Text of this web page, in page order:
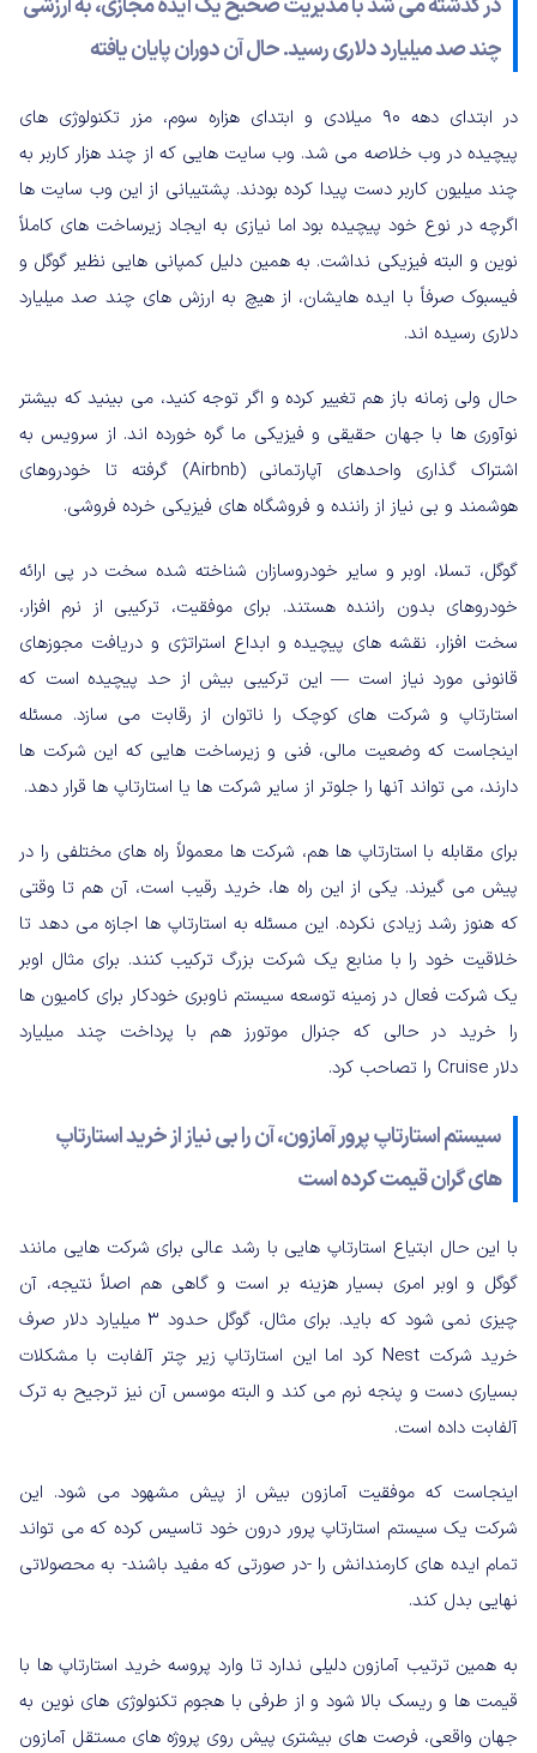
چند صد میلیارد دلاری رسید. حال آن دوران پایان یافته
در ابتدای دهه ۹۰ میلادی و ابتدای هزاره سوم، مزر تکنولوژی های
پیچیده در وب خلاصه می شد. وب سایت هایی که از چند هزار کاربر به
چند میلیون کاربر دست پیدا کرده بودند. پشتیبانی از این وب سایت ها
اگرچه در نوع خود پیچیده بود اما نیازی به ایجاد زیرساخت های کاملاً
نوین و البته فیزیکی نداشت. به همین دلیل کمپانی هایی نظیر گوگل و
فیسبوک صرفاً با ایده هایشان، از هیچ به ارزش های چند صد میلیارد
دلاری رسیده اند.
حال ولی زمانه باز هم تغییر کرده و اگر توجه کنید، می بینید که بیشتر
نوآوری ها با جهان حقیقی و فیزیکی ما گره خورده اند. از سرویس به
اشتراک گذاری واحدهای آپارتمانی (Airbnb) گرفته تا خودروهای
هوشمند و بی نیاز از راننده و فروشگاه های فیزیکی خرده فروشی.
گوگل، تسلا، اوبر و سایر خودروسازان شناخته شده سخت در پی ارائه
خودروهای بدون راننده هستند. برای موفقیت، ترکیبی از نرم افزار،
سخت افزار، نقشه های پیچیده و ابداع استراتژی و دریافت مجوزهای
قانونی مورد نیاز است — این ترکیبی بیش از حد پیچیده است که
استارتاپ و شرکت های کوچک را ناتوان از رقابت می سازد. مسئله
اینجاست که وضعیت مالی، فنی و زیرساخت هایی که این شرکت ها
دارند، می تواند آنها را جلوتر از سایر شرکت ها یا استارتاپ ها قرار دهد.
برای مقابله با استارتاپ ها هم، شرکت ها معمولاً راه های مختلفی را در
پیش می گیرند. یکی از این راه ها، خرید رقیب است، آن هم تا وقتی
که هنوز رشد زیادی نکرده. این مسئله به استارتاپ ها اجازه می دهد تا
خلاقیت خود را با منابع یک شرکت بزرگ ترکیب کنند. برای مثال اوبر
یک شرکت فعال در زمینه توسعه سیستم ناوبری خودکار برای کامیون ها
را خرید در حالی که جنرال موتورز هم با پرداخت چند میلیارد
دلار Cruise را تصاحب کرد.
سیستم استارتاپ پرور آمازون، آن را بی نیاز از خرید استارتاپ
های گران قیمت کرده است
با این حال ابتیاع استارتاپ هایی با رشد عالی برای شرکت هایی مانند
گوگل و اوبر امری بسیار هزینه بر است و گاهی هم اصلاً نتیجه، آن
چیزی نمی شود که باید. برای مثال، گوگل حدود ۳ میلیارد دلار صرف
خرید شرکت Nest کرد اما این استارتاپ زیر چتر آلفابت با مشکلات
بسیاری دست و پنجه نرم می کند و البته موسس آن نیز ترجیح به ترک
آلفابت داده است.
اینجاست که موفقیت آمازون بیش از پیش مشهود می شود. این
شرکت یک سیستم استارتاپ پرور درون خود تاسیس کرده که می تواند
تمام ایده های کارمندانش را -در صورتی که مفید باشند- به محصولاتی
نهایی بدل کند.
به همین ترتیب آمازون دلیلی ندارد تا وارد پروسه خرید استارتاپ ها با
قیمت ها و ریسک بالا شود و از طرفی با هجوم تکنولوژی های نوین به
جهان واقعی، فرصت های بیشتری پیش روی پروژه های مستقل آمازون